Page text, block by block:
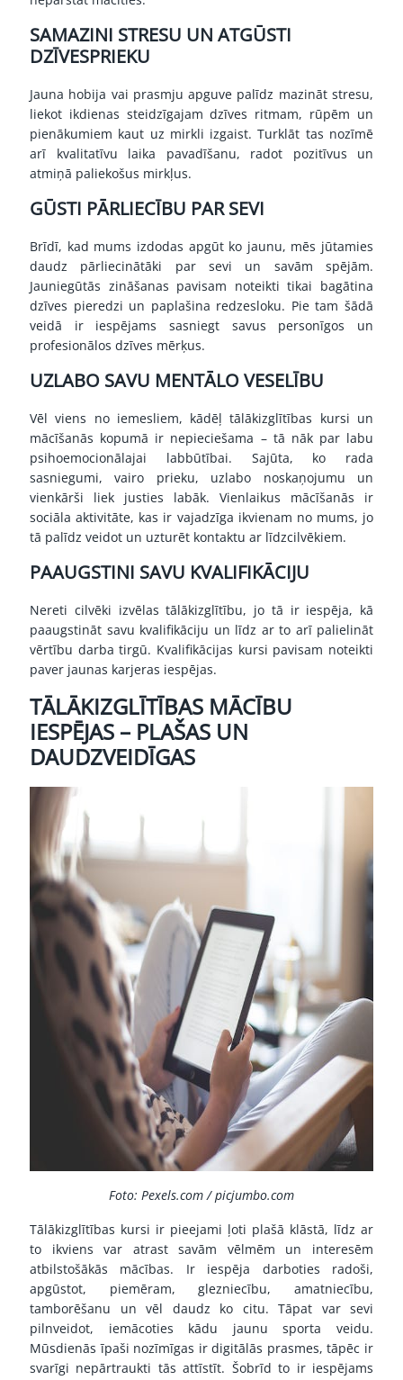
SAMAZINI STRESU UN ATGŪSTI
DZĪVESPRIEKU
Jauna hobija vai prasmju apguve palīdz mazināt stresu,
liekot ikdienas steidzīgajam dzīves ritmam, rūpēm un
pienākumiem kaut uz mirkli izgaist. Turklāt tas nozīmē
arī kvalitatīvu laika pavadīšanu, radot pozitīvus un
atmiņā paliekošus mirkļus.
GŪSTI PĀRLIECĪBU PAR SEVI
Brīdī, kad mums izdodas apgūt ko jaunu, mēs jūtamies
daudz pārliecinātāki par sevi un savām spējām.
Jauniegūtās zināšanas pavisam noteikti tikai bagātina
dzīves pieredzi un paplašina redzesloku. Pie tam šādā
veidā ir iespējams sasniegt savus personīgos un
profesionālos dzīves mērķus.
UZLABO SAVU MENTĀLO VESELĪBU
Vēl viens no iemesliem, kādēļ tālākizglītības kursi un
mācīšanās kopumā ir nepieciešama – tā nāk par labu
psihoemocionālajai labbūtībai. Sajūta, ko rada
sasniegumi, vairo prieku, uzlabo noskaņojumu un
vienkārši liek justies labāk. Vienlaikus mācīšanās ir
sociāla aktivitāte, kas ir vajadzīga ikvienam no mums, jo
tā palīdz veidot un uzturēt kontaktu ar līdzcilvēkiem.
PAAUGSTINI SAVU KVALIFIKĀCIJU
Nereti cilvēki izvēlas tālākizglītību, jo tā ir iespēja, kā
paaugstināt savu kvalifikāciju un līdz ar to arī palielināt
vērtību darba tirgū. Kvalifikācijas kursi pavisam noteikti
paver jaunas karjeras iespējas.
TĀLĀKIZGLĪTĪBAS MĀCĪBU
IESPĒJAS – PLAŠAS UN
DAUDZVEIDĪGAS
Foto: Pexels.com / picjumbo.com
Tālākizglītības kursi ir pieejami ļoti plašā klāstā, līdz ar
to ikviens var atrast savām vēlmēm un interesēm
atbilstošākās mācības. Ir iespēja darboties radoši,
apgūstot, piemēram, glezniecību, amatniecību,
tamborēšanu un vēl daudz ko citu. Tāpat var sevi
pilnveidot, iemācoties kādu jaunu sporta veidu.
Mūsdienās īpaši nozīmīgas ir digitālās prasmes, tāpēc ir
svarīgi nepārtraukti tās attīstīt. Šobrīd to ir iespējams